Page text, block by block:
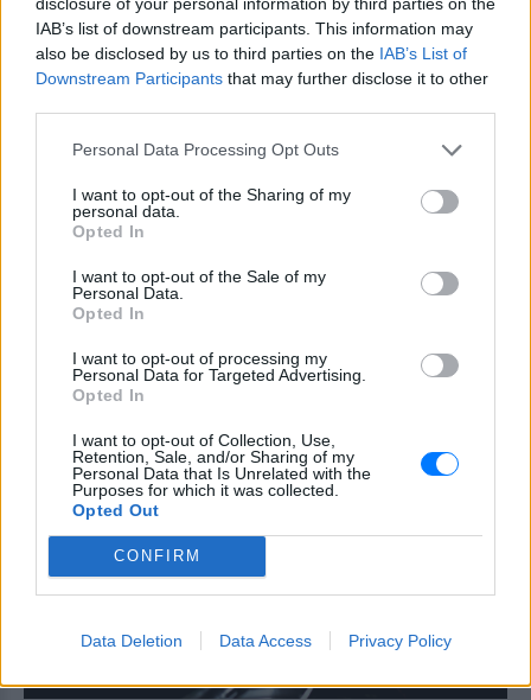
IAB’s list of downstream participants. This information may
also be disclosed by us to third parties on the IAB’s List of
Downstream Participants that may further disclose it to other
Personal Data Processing Opt Outs
I want to opt-out of the Sharing of my
personal data.
Opted In
I want to opt-out of the Sale of my
Personal Data.
Opted In
I want to opt-out of processing my
Personal Data for Targeted Advertising.
Opted In
I want to opt-out of Collection, Use,
Retention, Sale, and/or Sharing of my
Personal Data that Is Unrelated with the
Purposes for which it was collected.
Opted Out
CONFIRM
Data Deletion Data Access Privacy Policy
«busification».
Ουκρανία: Βίντεο σοκ με
19χρονο να οδηγείται με τη βία
«busification»
ΧΤΕΣ
Βίντεο που φέρεται να δείχνει βίαιη
μεταφορά άνδρα για στρατιωτική
Πάρο: 4χρονος έχασε τη ζωή
Βούτηξε ο μπάρμαν για να τον
ανασύρει
Ο ιδιοκτήτης του beach bar και οι γονείς
του μικρού προσήχθησαν από τις αρχές -
σύμφωνα με πληροφορίες, κανείς δεν
βρισκόταν κοντά στο παιδί εκείνη την